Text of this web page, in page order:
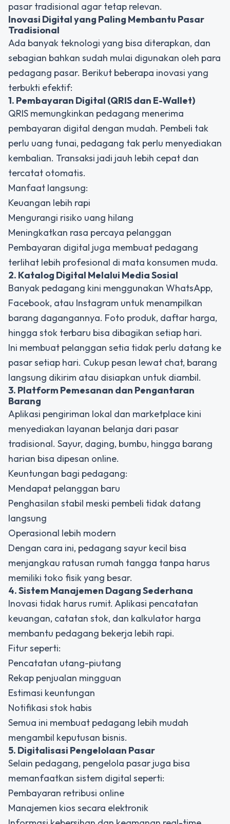
pasar tradisional agar tetap relevan.
Inovasi Digital yang Paling Membantu Pasar
Tradisional
Ada banyak teknologi yang bisa diterapkan, dan
sebagian bahkan sudah mulai digunakan oleh para
pedagang pasar. Berikut beberapa inovasi yang
terbukti efektif:
1. Pembayaran Digital (QRIS dan E-Wallet)
QRIS memungkinkan pedagang menerima
pembayaran digital dengan mudah. Pembeli tak
perlu uang tunai, pedagang tak perlu menyediakan
kembalian. Transaksi jadi jauh lebih cepat dan
tercatat otomatis.
Manfaat langsung:
Keuangan lebih rapi
Mengurangi risiko uang hilang
Meningkatkan rasa percaya pelanggan
Pembayaran digital juga membuat pedagang
terlihat lebih profesional di mata konsumen muda.
2. Katalog Digital Melalui Media Sosial
Banyak pedagang kini menggunakan WhatsApp,
Facebook, atau Instagram untuk menampilkan
barang dagangannya. Foto produk, daftar harga,
hingga stok terbaru bisa dibagikan setiap hari.
Ini membuat pelanggan setia tidak perlu datang ke
pasar setiap hari. Cukup pesan lewat chat, barang
langsung dikirim atau disiapkan untuk diambil.
3. Platform Pemesanan dan Pengantaran
Barang
Aplikasi pengiriman lokal dan marketplace kini
menyediakan layanan belanja dari pasar
tradisional. Sayur, daging, bumbu, hingga barang
harian bisa dipesan online.
Keuntungan bagi pedagang:
Mendapat pelanggan baru
Penghasilan stabil meski pembeli tidak datang
langsung
Operasional lebih modern
Dengan cara ini, pedagang sayur kecil bisa
menjangkau ratusan rumah tangga tanpa harus
memiliki toko fisik yang besar.
4. Sistem Manajemen Dagang Sederhana
Inovasi tidak harus rumit. Aplikasi pencatatan
keuangan, catatan stok, dan kalkulator harga
membantu pedagang bekerja lebih rapi.
Fitur seperti:
Pencatatan utang-piutang
Rekap penjualan mingguan
Estimasi keuntungan
Notifikasi stok habis
Semua ini membuat pedagang lebih mudah
mengambil keputusan bisnis.
5. Digitalisasi Pengelolaan Pasar
Selain pedagang, pengelola pasar juga bisa
memanfaatkan sistem digital seperti:
Pembayaran retribusi online
Manajemen kios secara elektronik